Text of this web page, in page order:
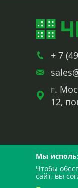
Мы
Чтобы
сайт, вы
+ 7
г.
12,